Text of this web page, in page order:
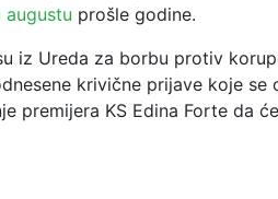
augustu prošle godine.
iz Ureda za borbu protiv
krivične prijave koje se
premijera KS Edina Forte da